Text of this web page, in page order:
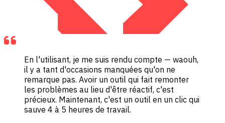
En l'utilisant, je me suis rendu compte — waouh,
il y a tant d'occasions manquées qu'on ne
remarque pas. Avoir un outil qui fait remonter
les problèmes au lieu d'être réactif, c'est
précieux. Maintenant, c'est un outil en un clic qui
sauve 4 à 5 heures de travail.